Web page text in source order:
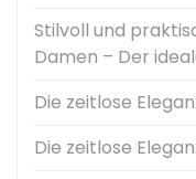
Stilvoll und
Damen – Der
Die zeitlose
Die zeitlose